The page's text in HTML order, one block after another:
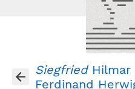
SiegfriedHilmar
Ferdinand